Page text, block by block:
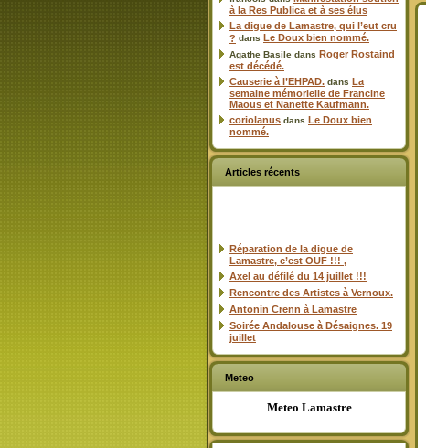
à la Res Publica et à ses élus
La digue de Lamastre, qui l’eut cru
? dans Le Doux bien nommé.
Agathe Basile dans Roger Rostaind
est décédé.
Causerie à l’EHPAD. dans La
semaine mémorielle de Francine
Maous et Nanette Kaufmann.
coriolanus dans Le Doux bien
nommé.
Articles récents
Réparation de la digue de
Lamastre, c’est OUF !!! ,
Axel au défilé du 14 juillet !!!
Rencontre des Artistes à Vernoux.
Antonin Crenn à Lamastre
Soirée Andalouse à Désaignes. 19
juillet
Meteo
Meteo Lamastre